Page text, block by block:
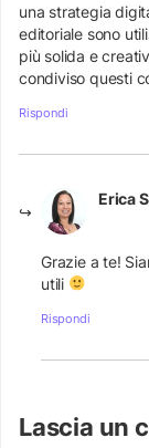
una strategia
editoriale sono
più solida e
condiviso questi
Rispondi
Erica
Grazie a te!
utili
Rispondi
Lascia un